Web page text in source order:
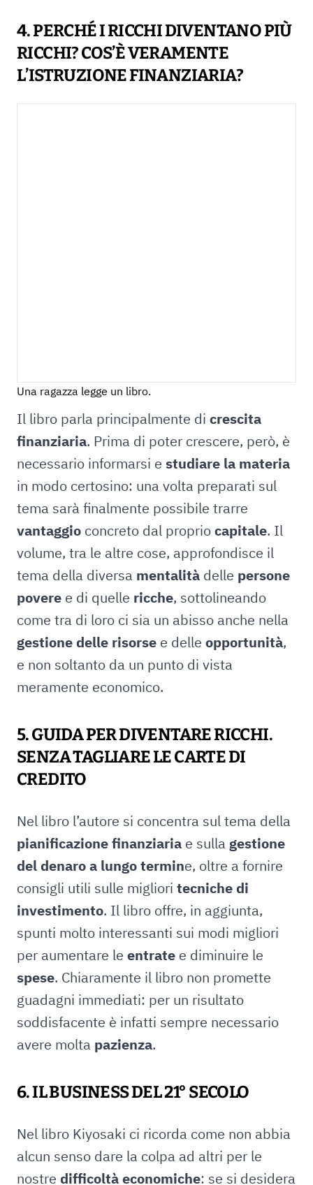
4. PERCHÉ I RICCHI DIVENTANO PIÙ
RICCHI? COS’È VERAMENTE
L’ISTRUZIONE FINANZIARIA?
Una ragazza legge un libro.
Il libro parla principalmente di crescita
finanziaria. Prima di poter crescere, però, è
necessario informarsi e studiare la materia
in modo certosino: una volta preparati sul
tema sarà finalmente possibile trarre
vantaggio concreto dal propriocapitale. Il
volume, tra le altre cose, approfondisce il
tema della diversa mentalità delle persone
povere e di quelle ricche, sottolineando
come tra di loro ci sia un abisso anche nella
gestione delle risorse e delle opportunità,
e non soltanto da un punto di vista
meramente economico.
5. GUIDA PER DIVENTARE RICCHI.
SENZA TAGLIARE LE CARTE DI
CREDITO
Nel libro l’autore si concentra sul tema della
pianificazione finanziaria e sulla gestione
del denaro a lungo termine, oltre a fornire
consigli utili sulle migliori tecniche di
investimento. Il libro offre, in aggiunta,
spunti molto interessanti sui modi migliori
per aumentare le entrate e diminuire le
spese. Chiaramente il libro non promette
guadagni immediati: per un risultato
soddisfacente è infatti sempre necessario
avere molta pazienza.
6. IL BUSINESS DEL 21° SECOLO
Nel libro Kiyosaki ci ricorda come non abbia
alcun senso dare la colpa ad altri per le
nostre difficoltà economiche: se si desidera